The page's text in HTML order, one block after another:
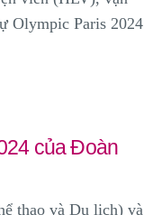
Olympic Paris 2024
của Đoàn
thao và Du lịch) và